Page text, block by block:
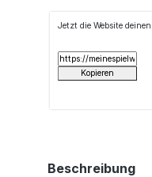
Beschreibung